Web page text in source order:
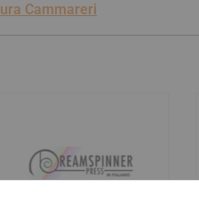
Cammareri